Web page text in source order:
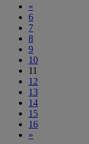
«
6
7
8
9
10
11
12
13
14
15
16
»